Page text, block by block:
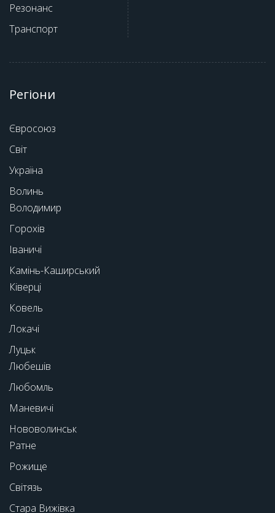
Резонанс
Транспорт
Регіони
Євросоюз
Світ
Україна
Волинь
Володимир
Горохів
Іваничі
Камінь-Каширський
Ківерці
Ковель
Локачі
Луцьк
Любешів
Любомль
Маневичі
Нововолинськ
Ратне
Рожище
Світязь
Стара Вижівка